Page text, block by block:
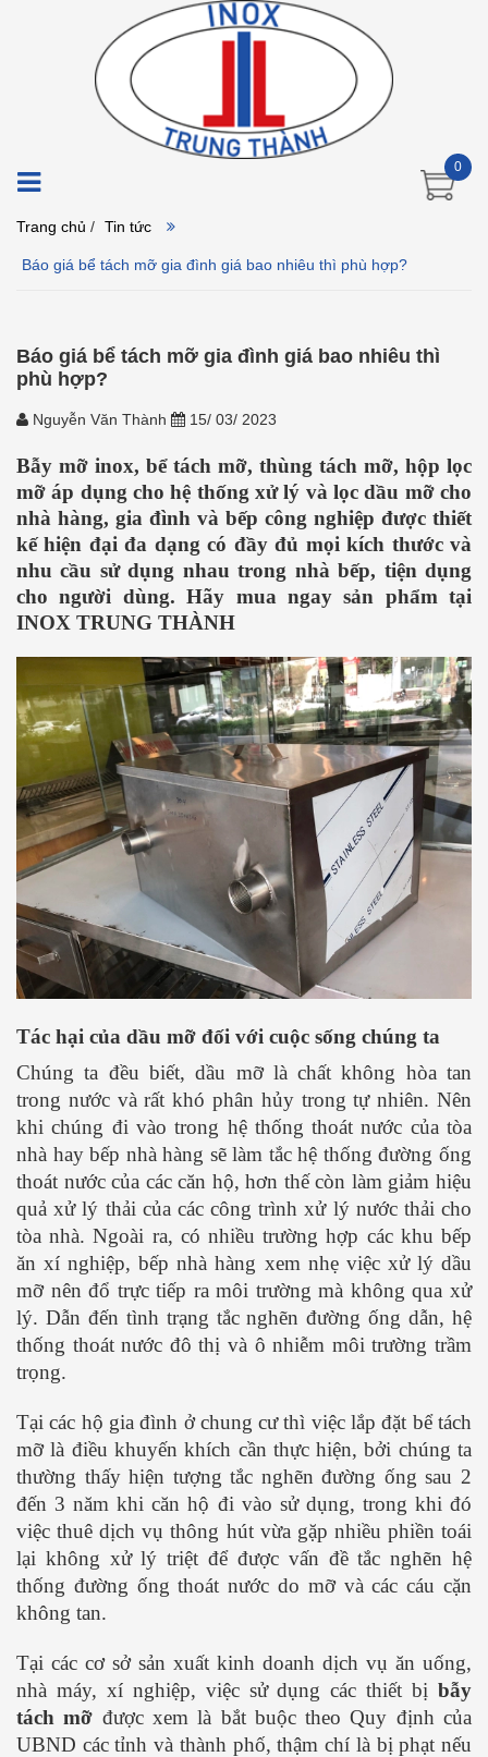
0
Trang chủ / Tin tức
Báo giá bể tách mỡ gia đình giá bao nhiêu thì phù hợp?
Báo giá bể tách mỡ gia đình giá bao nhiêu thì
phù hợp?
Nguyễn Văn Thành 15/ 03/ 2023
Bẫy mỡ inox, bể tách mỡ, thùng tách mỡ, hộp lọc
mỡ áp dụng cho hệ thống xử lý và lọc dầu mỡ cho
nhà hàng, gia đình và bếp công nghiệp được thiết
kế hiện đại đa dạng có đầy đủ mọi kích thước và
nhu cầu sử dụng nhau trong nhà bếp, tiện dụng
cho người dùng. Hãy mua ngay sản phẩm tại
INOX TRUNG THÀNH
Tác hại của dầu mỡ đối với cuộc sống chúng ta
Chúng ta đều biết, dầu mỡ là chất không hòa tan
trong nước và rất khó phân hủy trong tự nhiên. Nên
khi chúng đi vào trong hệ thống thoát nước của tòa
nhà hay bếp nhà hàng sẽ làm tắc hệ thống đường ống
thoát nước của các căn hộ, hơn thế còn làm giảm hiệu
quả xử lý thải của các công trình xử lý nước thải cho
tòa nhà. Ngoài ra, có nhiều trường hợp các khu bếp
ăn xí nghiệp, bếp nhà hàng xem nhẹ việc xử lý dầu
mỡ nên đổ trực tiếp ra môi trường mà không qua xử
lý. Dẫn đến tình trạng tắc nghẽn đường ống dẫn, hệ
thống thoát nước đô thị và ô nhiễm môi trường trầm
trọng.
Tại các hộ gia đình ở chung cư thì việc lắp đặt bể tách
mỡ là điều khuyến khích cần thực hiện, bởi chúng ta
thường thấy hiện tượng tắc nghẽn đường ống sau 2
đến 3 năm khi căn hộ đi vào sử dụng, trong khi đó
việc thuê dịch vụ thông hút vừa gặp nhiều phiền toái
lại không xử lý triệt để được vấn đề tắc nghẽn hệ
thống đường ống thoát nước do mỡ và các cáu cặn
không tan.
Tại các cơ sở sản xuất kinh doanh dịch vụ ăn uống,
nhà máy, xí nghiệp, việc sử dụng các thiết bị bẫy
tách mỡ được xem là bắt buộc theo Quy định của
UBND các tỉnh và thành phố, thậm chí là bị phạt nếu